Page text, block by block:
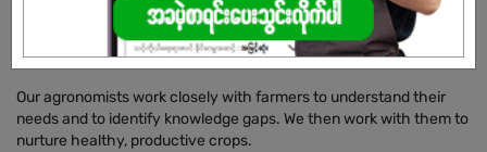
million farming families over agriculturally significant rural areas
through providing holistic solutions across the agricultural value
chain.
Our agronomists work closely with farmers to understand their
needs and to identify knowledge gaps. We then work with them to
nurture healthy, productive crops.